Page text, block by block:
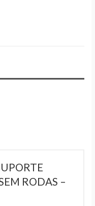
RODAS –